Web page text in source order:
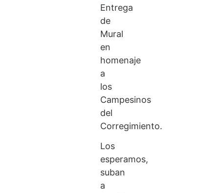
Entrega
de
Mural
en
homenaje
a
los
Campesinos
del
Corregimiento.
Los
esperamos,
suban
a